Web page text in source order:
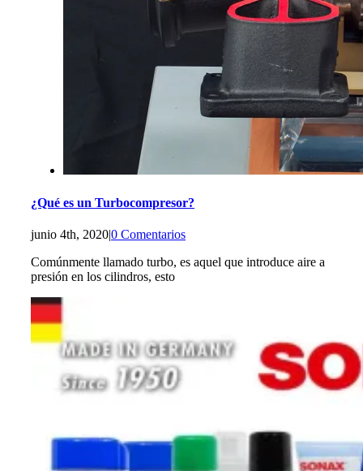
¿Qué es un Turbocompresor?
junio 4th, 2020|0 Comentarios
Comúnmente llamado turbo, es aquel que introduce aire a
presión en los cilindros, esto